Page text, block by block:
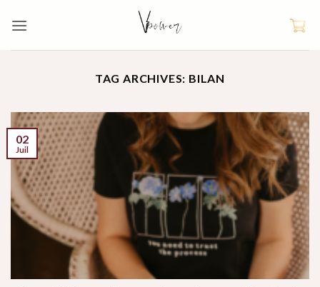
TAG ARCHIVES: BILAN
02
Juil